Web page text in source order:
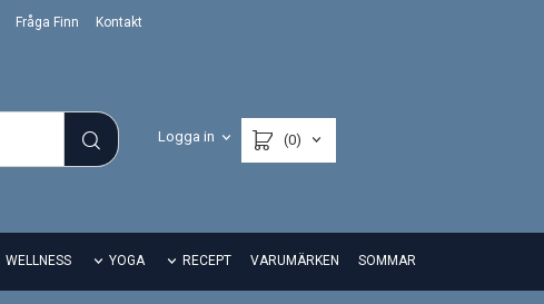
Fråga Finn Kontakt
Logga in (0)
WELLNESS YOGA RECEPT VARUMÄRKEN SOMMAR